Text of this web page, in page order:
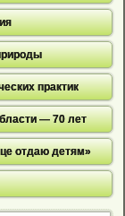
практик
— 70 лет
отдаю детям»